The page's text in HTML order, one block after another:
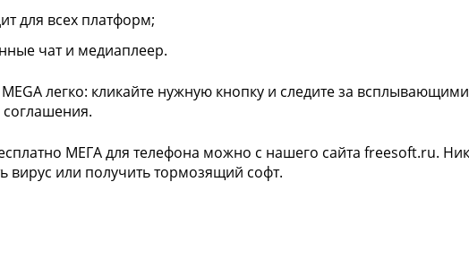
для всех платформ;
чат и медиаплеер.
MEGA легко: кликайте нужную кнопку и следите за
МЕГА для телефона можно с нашего сайта freesoft.ru.
вирус или получить тормозящий софт.